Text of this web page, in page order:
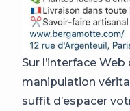
Sur l’interface Web
manipulation
suffit d’espacer